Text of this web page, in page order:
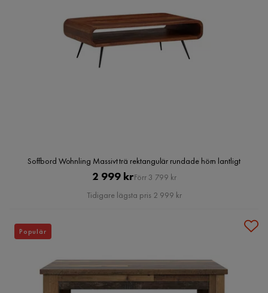
Soffbord Wohnling Massivt trä rektangulär rundade hörn lantligt
Pris
2 999 krOriginal
Pris
Förr 3 799 kr
Tidigare lägsta pris 2 999 kr
Populär